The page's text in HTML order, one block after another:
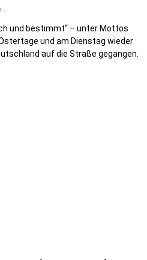
und bestimmt“ – unter Mottos
und am Dienstag wieder
auf die Straße gegangen.